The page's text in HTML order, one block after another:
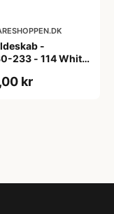
-
233 - 114 White
kr